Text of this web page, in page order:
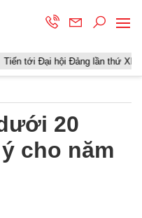
tới Đại hội Đảng lần thứ XIII
20
cho năm